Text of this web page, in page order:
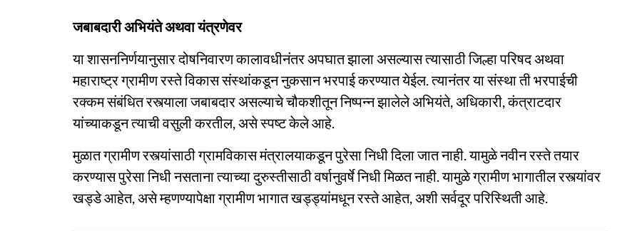
जबाबदारी अभियंते अथवा यंत्रणेवर
या शासननिर्णयानुसार दोषनिवारण कालावधीनंतर अपघात झाला असल्यास त्यासाठी जिल्हा परिषद अथवा
महाराष्ट्र ग्रामीण रस्ते विकास संस्थांकडून नुकसान भरपाई करण्यात येईल. त्यानंतर या संस्था ती भरपाईची
रक्कम संबंधित रस्त्याला जबाबदार असल्याचे चौकशीतून निष्पन्न झालेले अभियंते, अधिकारी, कंत्राटदार
यांच्याकडून त्याची वसुली करतील, असे स्पष्ट केले आहे.
मुळात ग्रामीण रस्त्यांसाठी ग्रामविकास मंत्रालयाकडून पुरेसा निधी दिला जात नाही. यामुळे नवीन रस्ते तयार
करण्यास पुरेसा निधी नसताना त्याच्या दुरुस्तीसाठी वर्षानुवर्षे निधी मिळत नाही. यामुळे ग्रामीण भागातील रस्त्यांवर
खड्डे आहेत, असे म्हणण्यापेक्षा ग्रामीण भागात खड्ड्यांमधून रस्ते आहेत, अशी सर्वदूर परिस्थिती आहे.